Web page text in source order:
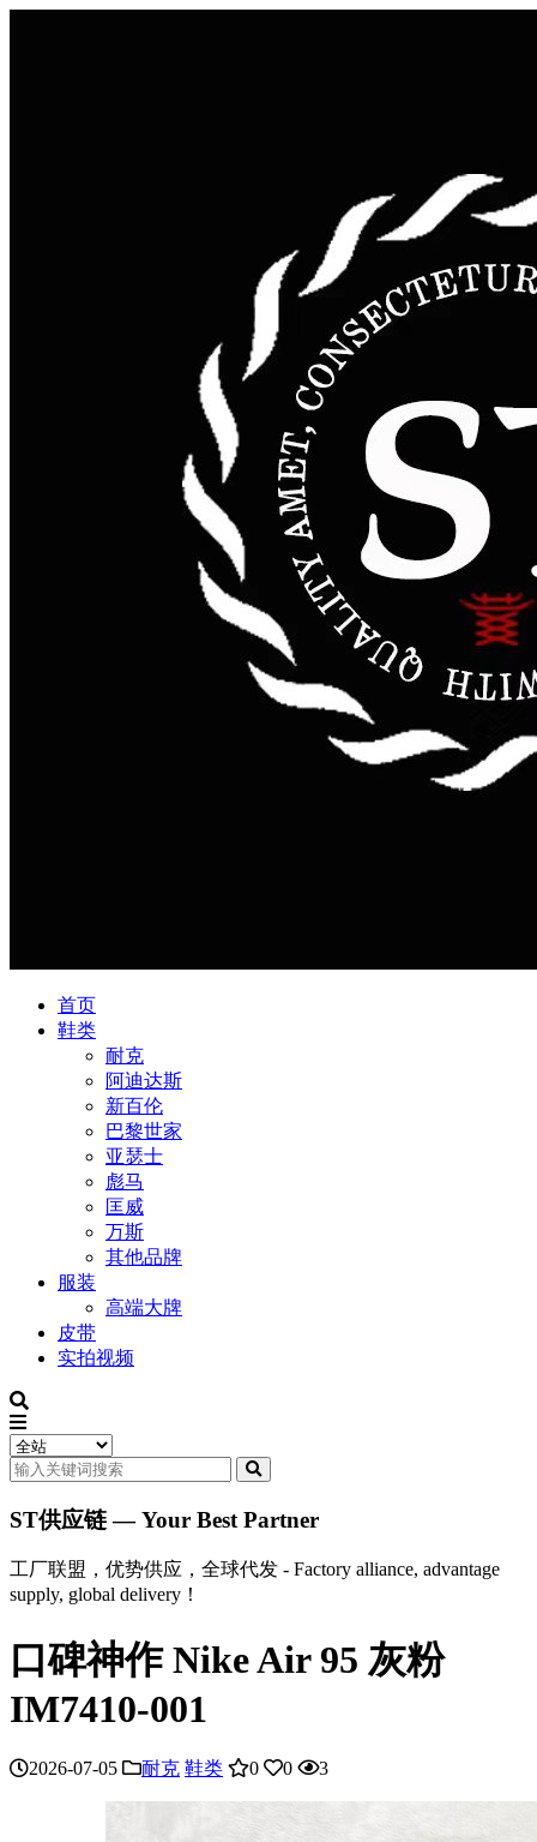
首页
鞋类
耐克
阿迪达斯
新百伦
巴黎世家
亚瑟士
彪马
匡威
万斯
其他品牌
服装
高端大牌
皮带
实拍视频
ST供应链 — Your Best Partner
工厂联盟，优势供应，全球代发 - Factory alliance, advantage
supply, global delivery！
口碑神作 Nike Air 95 灰粉
IM7410-001
2026-07-05 耐克 鞋类 0 0 3